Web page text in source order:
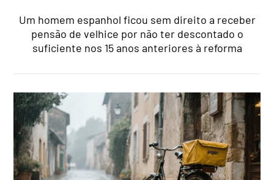
Um homem espanhol ficou sem direito a receber
pensão de velhice por não ter descontado o
suficiente nos 15 anos anteriores à reforma